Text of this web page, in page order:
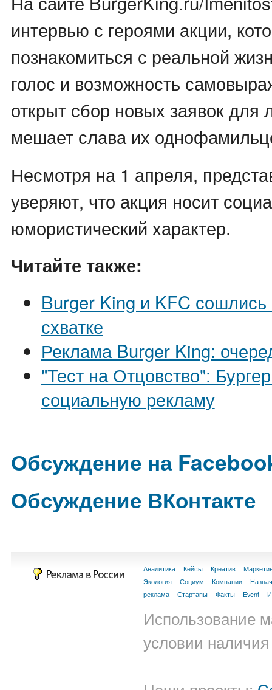
интервью с героями акции,
познакомиться с реальной
голос и возможность
открыт сбор новых заявок
мешает слава их
Несмотря на 1 апреля,
уверяют, что акция носит
юмористический характер.
Читайте также:
Burger King и KFC
схватке
Реклама Burger King:
"Тест на Отцовство":
социальную рекламу
Обсуждение на
Обсуждение ВКонтакте
Аналитика Кейсы Креатив
Экология
Социум Компании
реклама
Стартапы Факты Event
Использование
условии